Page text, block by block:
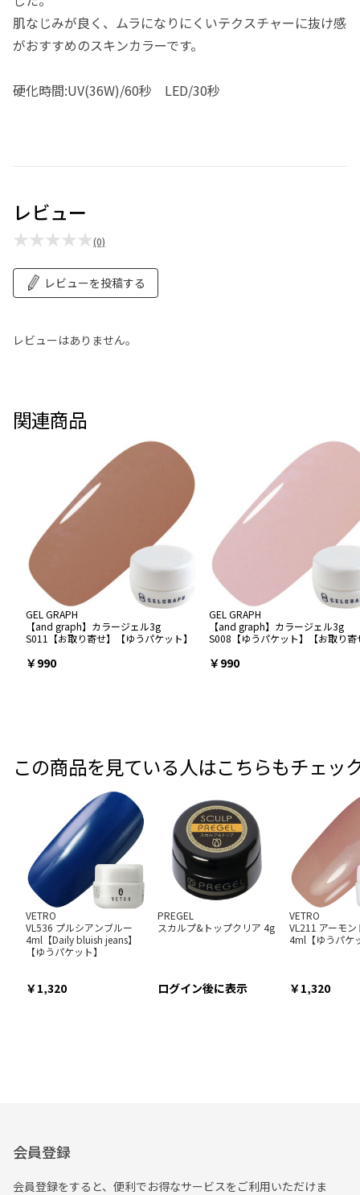
肌なじみが良く、ムラになりにくいテクスチャーに抜け感
がおすすめのスキンカラーです。
硬化時間:UV(36W)/60秒 LED/30秒
レビュー
★★★★★(0)
レビューを投稿する
レビューはありません。
関連商品
GEL GRAPH
【and graph】カラージェル3g
S011【お取り寄せ】【ゆうパケット】
￥990
GEL GRAPH
【and graph】カラージェル3g
S008【ゆうパケット】【お取り寄
￥990
この商品を見ている人はこちらもチェッ
VETRO
VL536 プルシアンブルー
4ml【Daily bluish jeans】
【ゆうパケット】
1,320
PREGEL
スカルプ&トップクリア 4g
ログイン後に表示
VETRO
VL211 アーモン
4ml【ゆうパケ
1,320
会員登録
会員登録をすると、便利でお得なサービスをご利用いただけま